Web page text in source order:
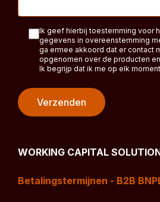
Ik geef hierbij toestemming voor
gegevens in overeenstemming
ga ermee akkoord dat er contact
opgenomen over de producten
Ik begrijp dat ik me op elk
WORKING CAPITAL
Betalingstermijnen - B2B